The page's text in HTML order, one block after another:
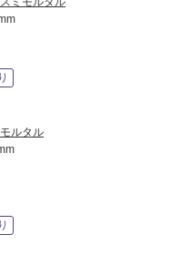
ルタル